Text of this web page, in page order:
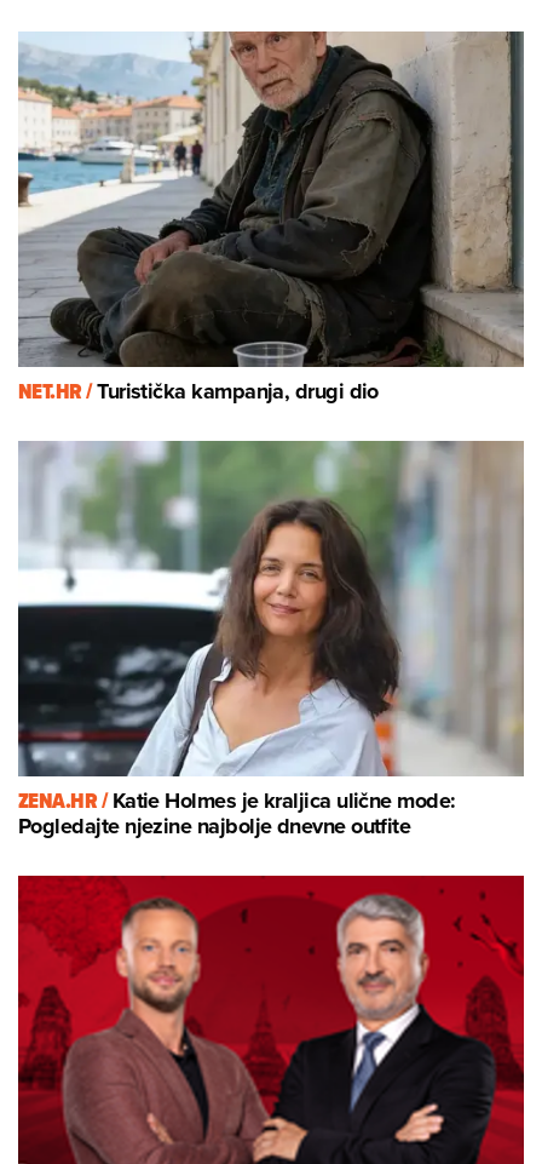
NET.HR /Turistička kampanja, drugi dio
ZENA.HR /Katie Holmes je kraljica ulične mode:
Pogledajte njezine najbolje dnevne outfite